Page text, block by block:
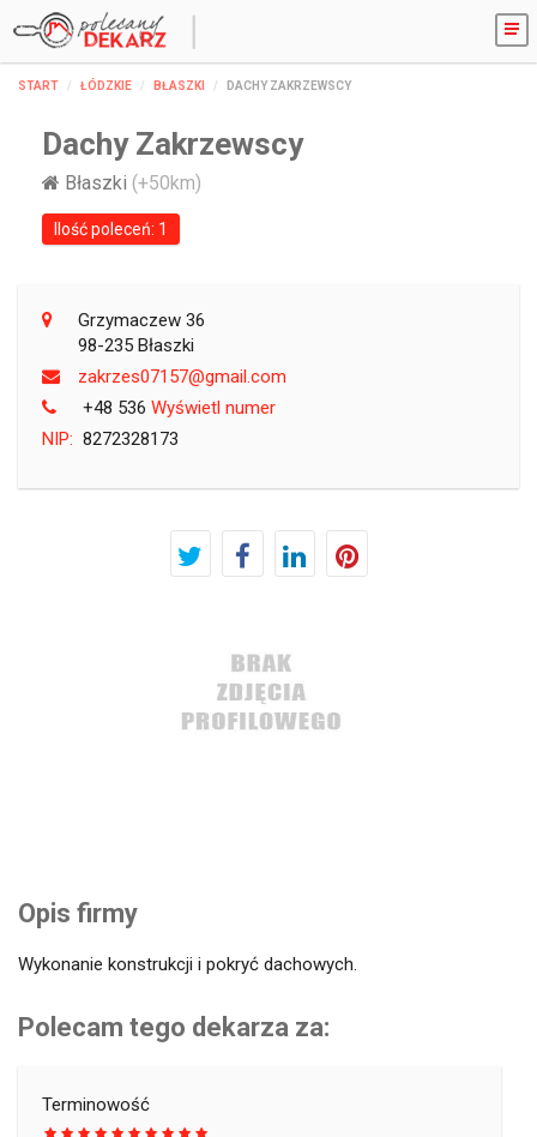
START ŁÓDZKIE BŁASZKI DACHY ZAKRZEWSCY
Dachy Zakrzewscy
Błaszki (+50km)
Ilość poleceń: 1
Opis firmy
Wykonanie konstrukcji i pokryć dachowych.
Polecam tego dekarza za:
Terminowość
Grzymaczew 36
98-235 Błaszki
moc.liamg@75170sezrkaz
+48 536 Wyświetl numer
NIP: 8272328173